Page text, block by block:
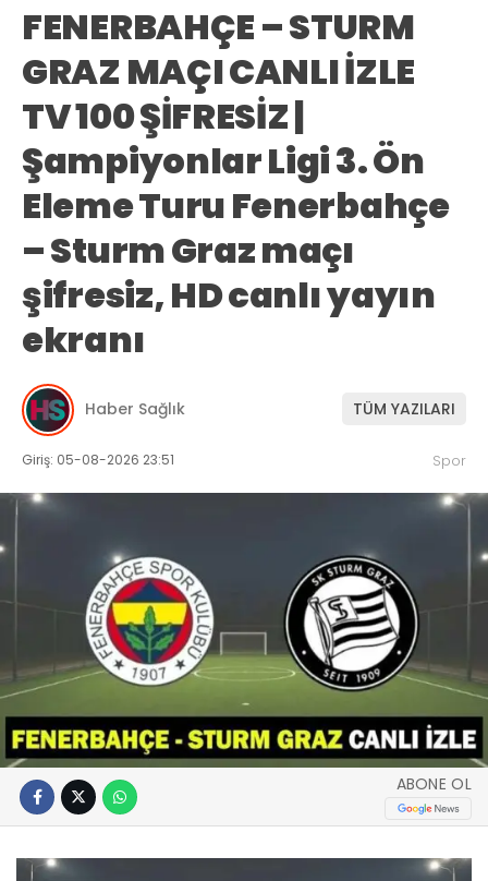
FENERBAHÇE – STURM
GRAZ MAÇI CANLI İZLE
TV 100 ŞİFRESİZ |
Şampiyonlar Ligi 3. Ön
Eleme Turu Fenerbahçe
– Sturm Graz maçı
şifresiz, HD canlı yayın
ekranı
Haber Sağlık TÜM YAZILARI
Giriş: 05-08-2026 23:51 Spor
ABONE OL